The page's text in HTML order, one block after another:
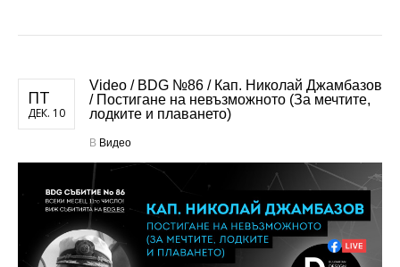
ПТ
ДЕК. 10
Video / BDG №86 / Кап. Николай Джамбазов
/ Постигане на невъзможното (За мечтите,
лодките и плаването)
В Видео